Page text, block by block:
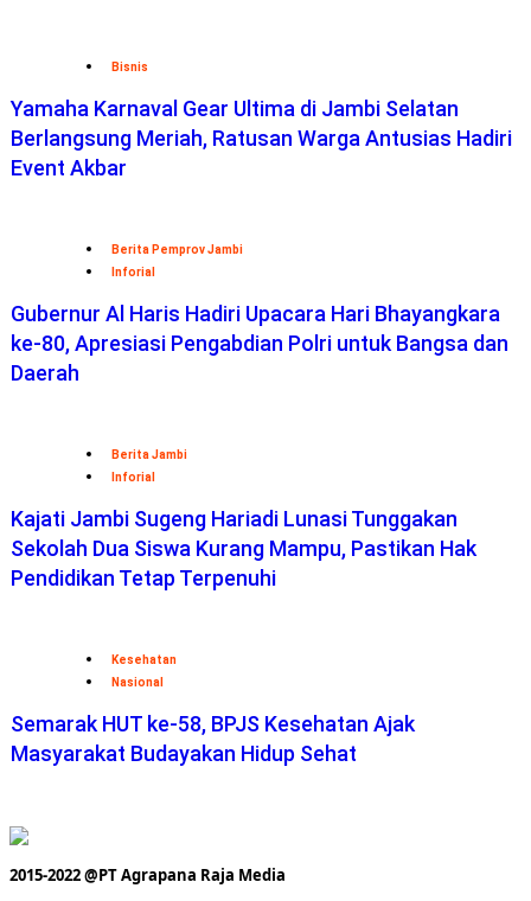
Bisnis
Yamaha Karnaval Gear Ultima di Jambi Selatan
Berlangsung Meriah, Ratusan Warga Antusias Hadiri
Event Akbar
Berita Pemprov Jambi
Inforial
Gubernur Al Haris Hadiri Upacara Hari Bhayangkara
ke-80, Apresiasi Pengabdian Polri untuk Bangsa dan
Daerah
Berita Jambi
Inforial
Kajati Jambi Sugeng Hariadi Lunasi Tunggakan
Sekolah Dua Siswa Kurang Mampu, Pastikan Hak
Pendidikan Tetap Terpenuhi
Kesehatan
Nasional
Semarak HUT ke-58, BPJS Kesehatan Ajak
Masyarakat Budayakan Hidup Sehat
2015-2022 @PT Agrapana Raja Media